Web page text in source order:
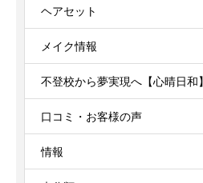
ヘアセット
メイク情報
不登校から夢実現へ【心晴日和】
口コミ・お客様の声
情報